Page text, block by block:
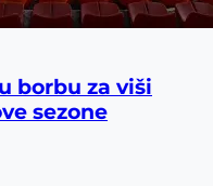
borbu za viši
sezone